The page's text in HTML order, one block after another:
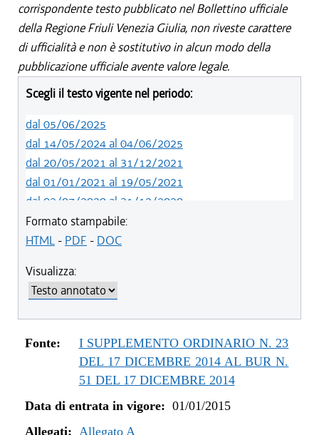
corrispondente testo pubblicato nel Bollettino ufficiale
della Regione Friuli Venezia Giulia, non riveste carattere
di ufficialità e non è sostitutivo in alcun modo della
pubblicazione ufficiale avente valore legale.
Scegli il testo vigente nel periodo:
dal 05/06/2025
dal 14/05/2024 al 04/06/2025
dal 20/05/2021 al 31/12/2021
dal 01/01/2021 al 19/05/2021
dal 02/07/2020 al 31/12/2020
dal 01/07/2020 al 01/07/2020
dal 21/05/2020 al 30/06/2020
dal 19/12/2019 al 31/12/2019
dal 21/11/2019 al 18/12/2019
dal 10/08/2019 al 20/11/2019
dal 11/07/2019 al 09/08/2019
dal 01/01/2019 al 10/07/2019
dal 16/08/2018 al 31/12/2018
dal 15/02/2018 al 29/06/2018
Formato stampabile:
HTML- PDF - DOC
Visualizza:
Fonte:
I SUPPLEMENTO ORDINARIO N. 23
DEL 17 DICEMBRE 2014 AL BUR N.
51 DEL 17 DICEMBRE 2014
Data di entrata in vigore: 01/01/2015
Allegati: Allegato A